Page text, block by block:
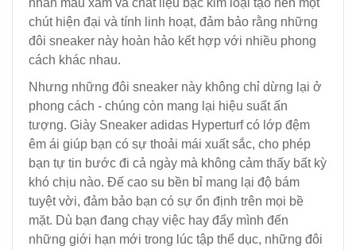
chút hiện đại và tính linh hoạt, đảm bảo rằng những
đôi sneaker này hoàn hảo kết hợp với nhiều phong
cách khác nhau.
Nhưng những đôi sneaker này không chỉ dừng lại ở
phong cách - chúng còn mang lại hiệu suất ấn
tượng. Giày Sneaker adidas Hyperturf có lớp đệm
êm ái giúp bạn có sự thoải mái xuất sắc, cho phép
bạn tự tin bước đi cả ngày mà không cảm thấy bất kỳ
khó chịu nào. Đế cao su bền bỉ mang lại độ bám
tuyệt vời, đảm bảo bạn có sự ổn định trên mọi bề
mặt. Dù bạn đang chạy việc hay đẩy mình đến
những giới hạn mới trong lúc tập thể dục, những đôi